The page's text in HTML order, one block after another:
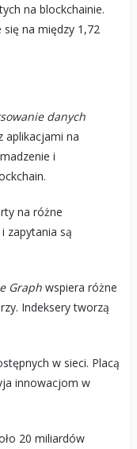
na blockchainie.
na między 1,72
danych
aplikacjami na
i
na różne
zapytania są
Graphwspiera różne
Indeksery tworzą
w sieci. Placą
innowacjom w
20 miliardów